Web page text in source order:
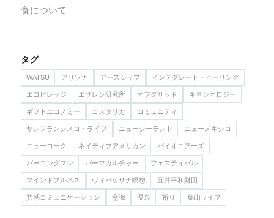
食について
タグ
WATSU アリゾナ アースシップ インテグレート・ヒーリング
エコビレッジ エサレン研究所 オフグリッド キネシオロジー
ギフトエコノミー コスタリカ コミュニティ
サンフランシスコ・ライフ ニュージーランド ニューメキシコ
ニューヨーク ネイティブアメリカン バイオニアーズ
バーニングマン パーマカルチャー フェスティバル
マインドフルネス ヴィパッサナ瞑想 五井平和財団
共感コミュニケーション 意識 温泉 祈り 葉山ライフ